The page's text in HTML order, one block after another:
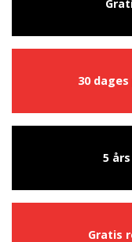
30
5
Gratis